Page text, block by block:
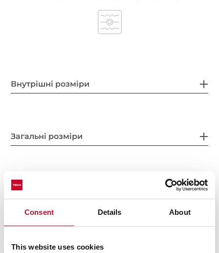
Consent Details About
This website uses cookies
Внутрішні розміри
Загальні розміри
Особливі характеристики